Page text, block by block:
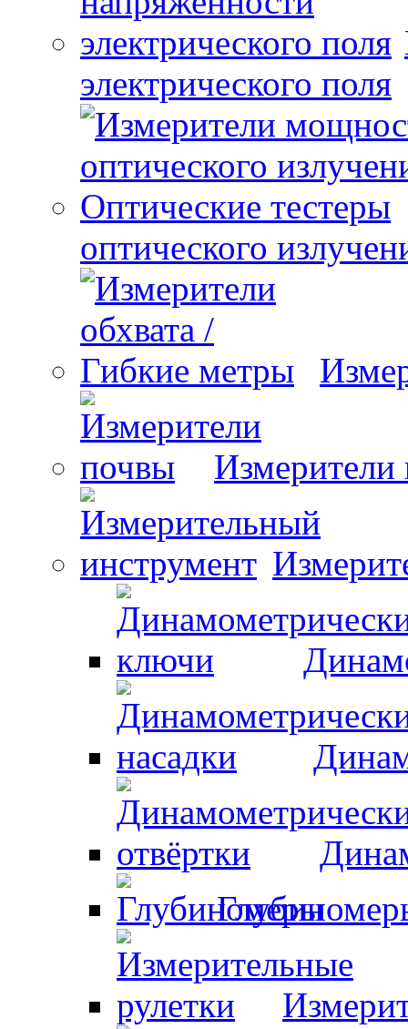
электрического поля
оптического
Измерители